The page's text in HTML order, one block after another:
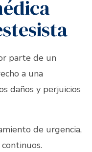
parte de un
a una
daños y perjuicios
de urgencia,